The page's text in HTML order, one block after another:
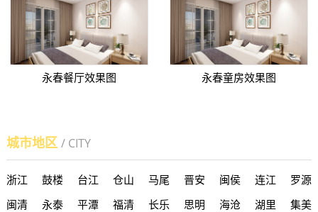
永春餐厅效果图 永春童房效果图
城市地区 / CITY
浙江 鼓楼 台江 仓山 马尾 晋安 闽侯 连江
罗源
闽清
永泰 平潭 福清 长乐 思明 海沧 湖里
集美